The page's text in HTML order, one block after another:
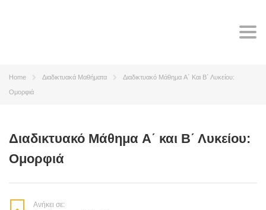
Home Διαδικτυακά Μαθήματα Διαδικτυακό Μάθημα A΄ Και Β΄ Λυκείου:
Ομορφιά
Διαδικτυακό Μάθημα A΄ και Β΄ Λυκείου:
Ομορφιά
Ανήκει σε: